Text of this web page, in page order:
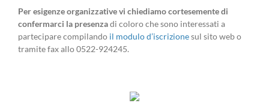
Per esigenze organizzative vi chiediamo cortesemente di
confermarci la presenzadi coloro che sono interessati a
partecipare compilando il modulo d’iscrizionesul sito web o
tramite fax allo 0522-924245.